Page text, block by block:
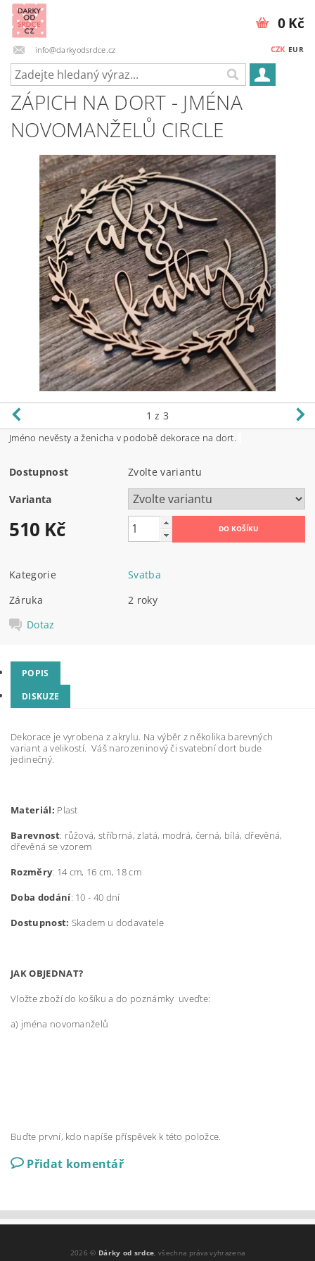
info@darkyodsrdce.cz CZK EUR
0 Kč
ZÁPICH NA DORT - JMÉNA
NOVOMANŽELŮ CIRCLE
1 z 3
Jméno nevěsty a ženicha v podobě dekorace na dort.
Dostupnost Zvolte variantu
Varianta
510 Kč
Kategorie
Svatba
Záruka
2 roky
Dotaz
POPIS
DISKUZE
Dekorace je vyrobena z akrylu. Na výběr z několika barevných
variant a velikostí. Váš narozeninový či svatební dort bude
jedinečný.
Materiál: Plast
Barevnost: růžová, stříbrná, zlatá, modrá, černá, bílá, dřevěná,
dřevěná se vzorem
Rozměry: 14 cm, 16 cm, 18 cm
Doba dodání: 10 - 40 dní
Dostupnost: Skadem u dodavatele
JAK OBJEDNAT?
Vložte zboží do košíku a do poznámky uveďte:
a) jména novomanželů
Buďte první, kdo napíše příspěvek k této položce.
Přidat komentář
2026 © Dárky od srdce, všechna práva vyhrazena